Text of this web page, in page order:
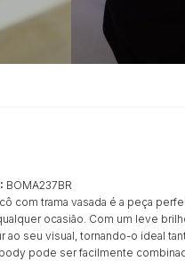
BOMA237BR
com trama vasada é a peça
ocasião. Com um leve
seu visual, tornando-o ideal
pode ser facilmente